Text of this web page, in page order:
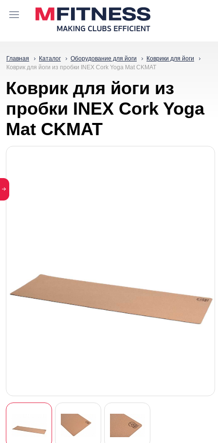
Главная Каталог Оборудование для йоги
Коврики для йоги
Коврик для йоги из пробки INEX Cork Yoga Mat CKMAT
Коврик для йоги из
пробки INEX Cork Yoga
Mat CKMAT